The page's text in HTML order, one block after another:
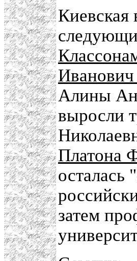
Киевская
Алины
выросли
Платона
осталась
затем